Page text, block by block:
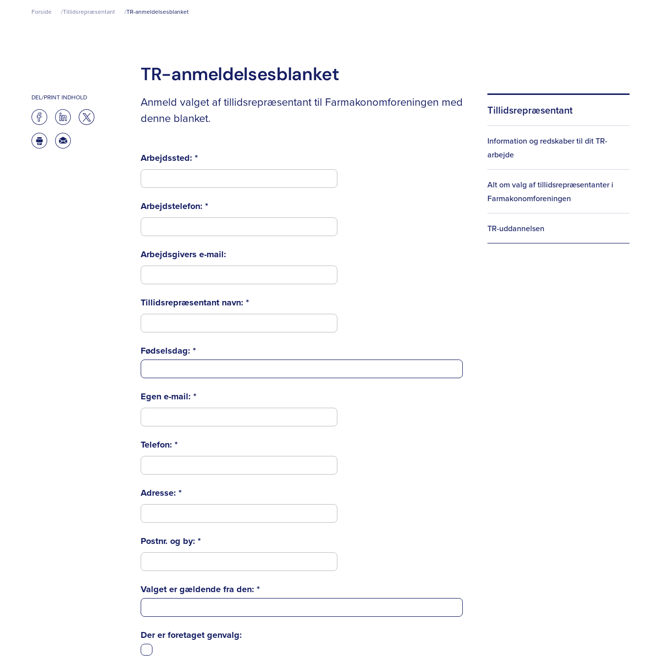
Forside Tillidsrepræsentant TR-anmeldelsesblanket
TR-anmeldelsesblanket
DEL/PRINT INDHOLD
Anmeld valget af tillidsrepræsentant til Farmakonomforeningen med
denne blanket.
Arbejdssted: *
Arbejdstelefon: *
Arbejdsgivers e-mail:
Tillidsrepræsentant navn: *
Fødselsdag: *
Egen e-mail: *
Telefon: *
Adresse: *
Postnr. og by: *
Valget er gældende fra den: *
Der er foretaget genvalg:
Tillidsrepræsentant
Information og redskaber til dit TR-
arbejde
Alt om valg af tillidsrepræsentanter i
Farmakonomforeningen
TR-uddannelsen